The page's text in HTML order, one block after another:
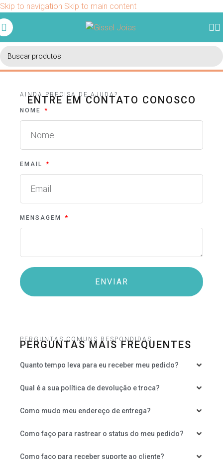
Skip to navigation Skip to main content
cupom BEMVINDO.
PERGUNTAS COMUNS RESPONDIDAS
PERGUNTAS MAIS FREQUENTES
Quanto tempo leva para eu receber meu pedido?
Qual é a sua política de devolução e troca?
Como mudo meu endereço de entrega?
Como faço para rastrear o status do meu pedido?
Como faço para receber suporte ao cliente?
AINDA PRECISA DE AJUDA?
ENTRE EM CONTATO CONOSCO
NOME
EMAIL
MENSAGEM
ENVIAR